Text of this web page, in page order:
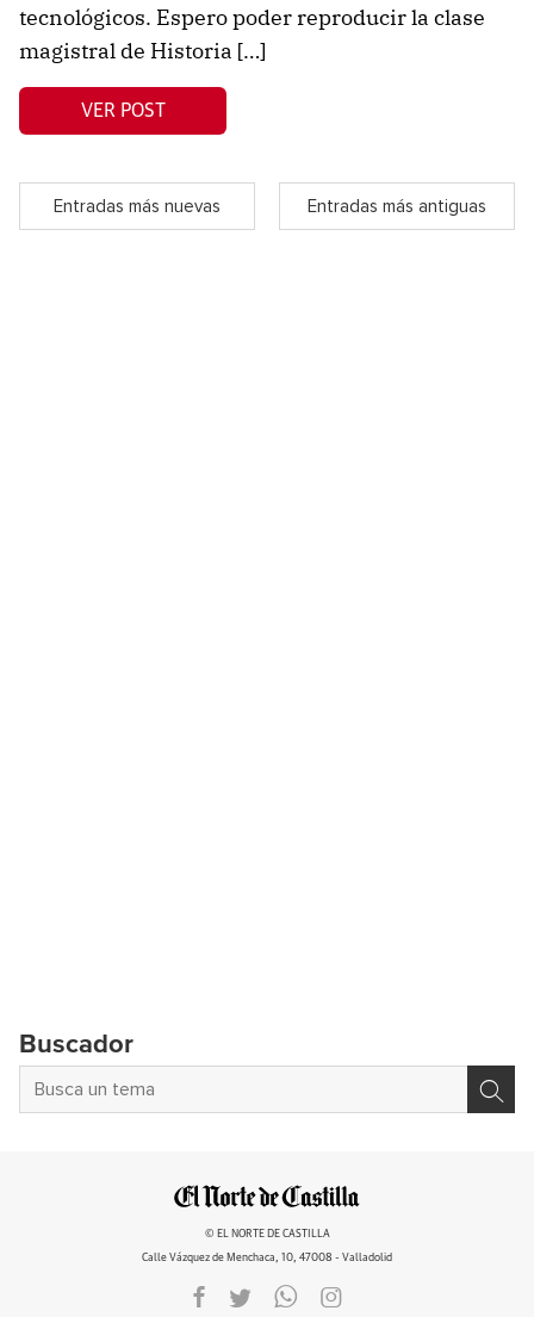
tecnológicos. Espero poder reproducir la clase
magistral de Historia […]
VER POST
Entradas más nuevas Entradas más antiguas
Buscador
© EL NORTE DE CASTILLA
Calle Vázquez de Menchaca, 10, 47008 - Valladolid